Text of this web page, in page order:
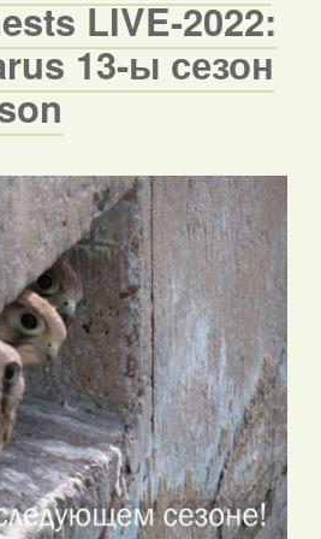
LIVE-2022:
13-ы сезон